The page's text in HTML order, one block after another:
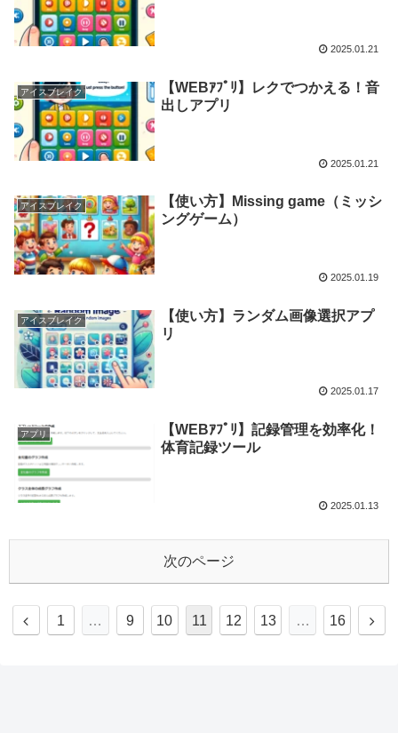
2025.01.21
アイスブレイク
【WEBｱﾌﾟﾘ】レクでつかえる！音
出しアプリ
2025.01.21
アイスブレイク
【使い方】Missing game（ミッシ
ングゲーム）
2025.01.19
アイスブレイク
【使い方】ランダム画像選択アプ
リ
2025.01.17
アプリ
【WEBｱﾌﾟﾘ】記録管理を効率化！
体育記録ツール
2025.01.13
次のページ
1 … 9 10 11 12 13 … 16